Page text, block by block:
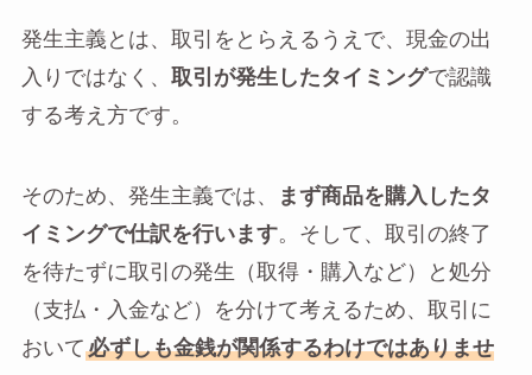
発生主義とは、取引をとらえるうえで、現金の出
入りではなく、 取引が発生したタイミングで認識
する考え方です。
そのため、発生主義では、
まず商品を購入したタ
イミングで仕訳を行います。そして、取引の終了
を待たずに取引の発生（取得・購入など）と処分
（支払・入金など）を分けて考えるため、取引に
おいて 必ずしも金銭が関係するわけではありませ